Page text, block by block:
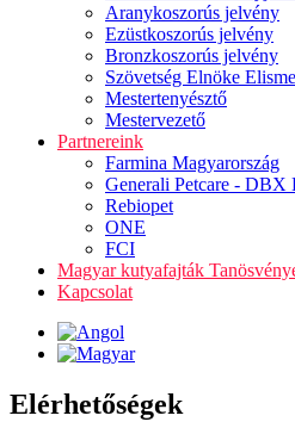
Aranykoszorús jelvény
Ezüstkoszorús jelvény
Bronzkoszorús jelvény
Szövetség Elnöke
Mestertenyésztő
Mestervezető
Partnereink
Farmina Magyarország
Generali Petcare - DBX
Rebiopet
ONE
FCI
Magyar kutyafajták
Kapcsolat
Elérhetőségek